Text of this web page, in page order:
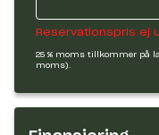
Reservationspris ej
25 % moms tillkommer på
moms).